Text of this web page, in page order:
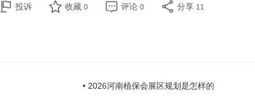
投诉 收藏 0 评论 0 分享 11
• 2026河南植保会展区规划是怎样的